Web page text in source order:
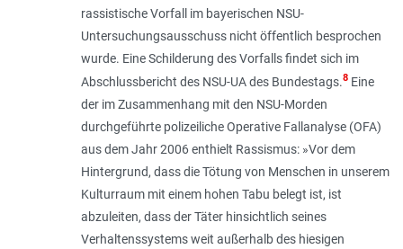
rassistische Vorfall im bayerischen NSU-
Untersuchungsausschuss nicht öffentlich besprochen
wurde. Eine Schilderung des Vorfalls findet sich im
Abschlussbericht des NSU-UA des Bundestags.8Eine
der im Zusammenhang mit den NSU-Morden
durchgeführte polizeiliche Operative Fallanalyse (OFA)
aus dem Jahr 2006 enthielt Rassismus: »Vor dem
Hintergrund, dass die Tötung von Menschen in unserem
Kulturraum mit einem hohen Tabu belegt ist, ist
abzuleiten, dass der Täter hinsichtlich seines
Verhaltenssystems weit außerhalb des hiesigen